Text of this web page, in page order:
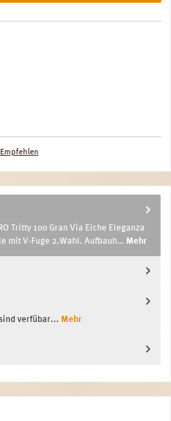
Empfehlen
Tritty 100 Gran Via Eiche Eleganza
mit V-Fuge 2.Wahl. Aufbauh… Mehr
verfübar... Mehr